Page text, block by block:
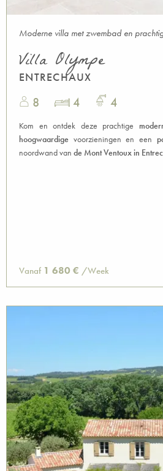
Moderne villa met zwembad en
Villa Olympe
ENTRECHAUX
8 4 4
Kom en ontdek deze prachtige
hoogwaardige voorzieningen en een
noordwand van de Mont Ventoux in
Vanaf 1 680 € /Week